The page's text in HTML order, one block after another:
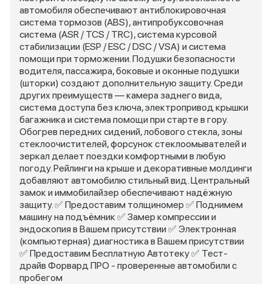
автомобиля обеспечивают антиблокировочная
система тормозов (ABS), антипробуксовочная
система (ASR / TCS / TRC), система курсовой
стабилизации (ESP / ESC / DSC / VSA) и система
помощи при торможении. Подушки безопасности
водителя, пассажира, боковые и оконные подушки
(шторки) создают дополнительную защиту. Среди
других преимуществ — камера заднего вида,
система доступа без ключа, электропривод крышки
багажника и система помощи при старте в гору.
Обогрев передних сидений, лобового стекла, зоны
стеклоочистителей, форсунок стеклоомывателей и
зеркал делает поездки комфортными в любую
погоду. Рейлинги на крыше и декоративные молдинги
добавляют автомобилю стильный вид. Центральный
замок и иммобилайзер обеспечивают надёжную
защиту. ✅ Предоставим толщиномер ✅ Поднимем
машину на подъёмник ✅ Замер компрессии и
эндоскопия в Вашем присутствии ✅ Электронная
(компьютерная) диагностика в Вашем присутствии
✅ Предоставим Бесплатную Автотеку ✅ Тест-
драйв Форвард ПРО - проверенные автомобили с
пробегом